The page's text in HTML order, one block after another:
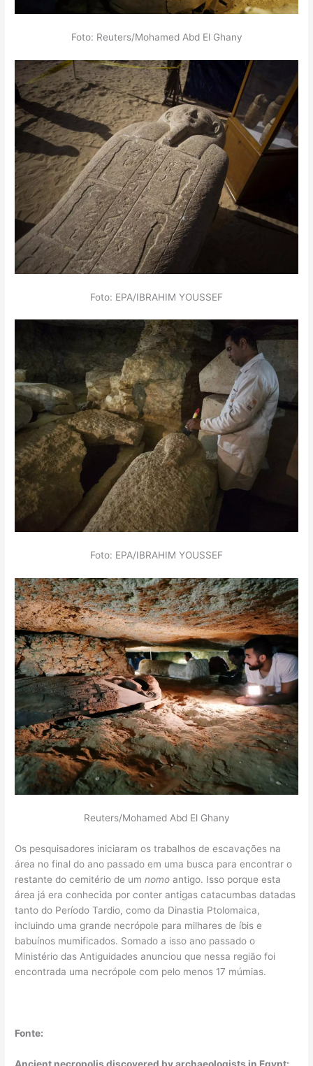
Foto: Reuters/Mohamed Abd El Ghany
Foto: EPA/IBRAHIM YOUSSEF
Foto: EPA/IBRAHIM YOUSSEF
Reuters/Mohamed Abd El Ghany
Os pesquisadores iniciaram os trabalhos de escavações na
área no final do ano passado em uma busca para encontrar o
restante do cemitério de umnomo antigo. Isso porque esta
área já era conhecida por conter antigas catacumbas datadas
tanto do Período Tardio, como da Dinastia Ptolomaica,
incluindo uma grande necrópole para milhares de íbis e
babuínos mumificados. Somado a isso ano passado o
Ministério das Antiguidades anunciou que nessa região foi
encontrada uma necrópole com pelo menos 17 múmias.
Fonte:
Ancient necropolis discovered by archaeologists in Egypt: